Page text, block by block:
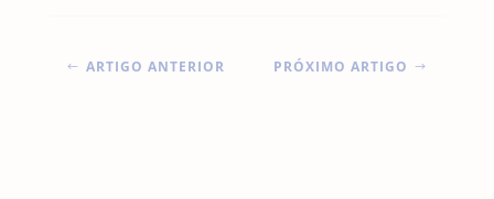
# ARTIGO ANTERIOR PRÓXIMO ARTIGO $